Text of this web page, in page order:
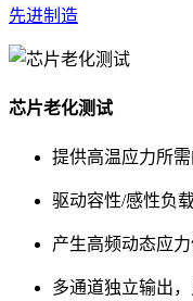
先进制造
芯片老化测试
提供高温应力所
驱动容性/感性负
产生高频动态应
多通道独立输出